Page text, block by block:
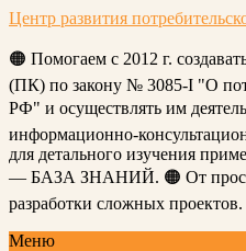
Центр развития
🟠 Помогаем с 2012 г.
(ПК) по закону № 3085-I "О
РФ" и осуществлять им
информационно-
для детального изучения
— БАЗА ЗНАНИЙ. 🟠 От
разработки сложных проектов.
Меню